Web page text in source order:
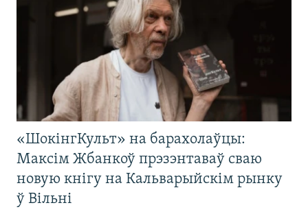
«ШокінгКульт» на барахолаўцы:
Максім Жбанкоў прэзэнтаваў сваю
новую кнігу на Кальварыйскім рынку
ў Вільні